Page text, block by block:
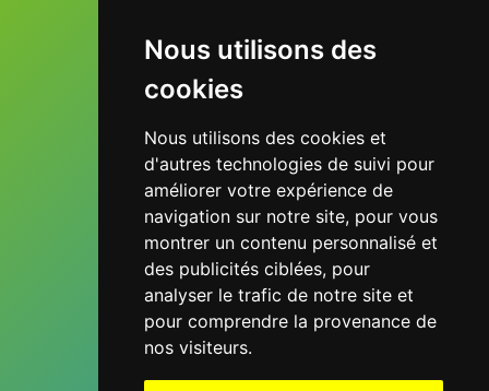
Nous utilisons des
cookies
Nous utilisons des cookies et
d'autres technologies de suivi pour
améliorer votre expérience de
navigation sur notre site, pour vous
montrer un contenu personnalisé et
des publicités ciblées, pour
analyser le trafic de notre site et
pour comprendre la provenance de
nos visiteurs.
De 9h à 18h
Contactez nous
Suivez nous